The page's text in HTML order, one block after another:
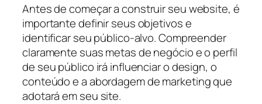
Antes de começar a construir seu website, é
importante definir seus objetivos e
identificar seu público-alvo. Compreender
claramente suas metas de negócio e o perfil
de seu público irá influenciar o design, o
conteúdo e a abordagem de marketing que
adotará em seu site.